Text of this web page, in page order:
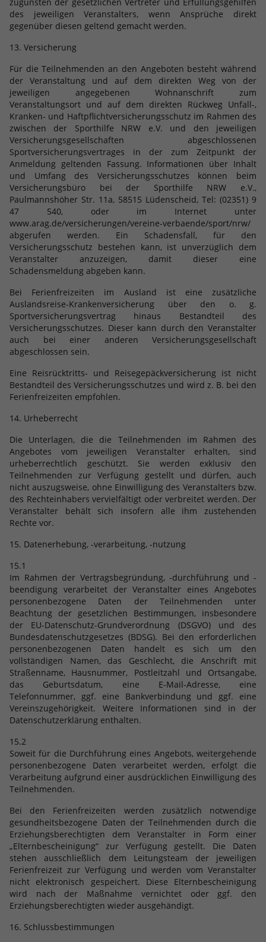
des jeweiligen Veranstalters, wenn Ansprüche direkt
gegenüber diesen geltend gemacht werden.
13. Versicherung
Für die Teilnehmenden an den Angeboten besteht während
der Veranstaltung und auf dem direkten Weg von der
jeweiligen angegebenen Wohnanschrift zum
Veranstaltungsort und auf dem direkten Rückweg Unfall-,
Kranken- und Haftpflichtversicherungsschutz im Rahmen des
zwischen der Sporthilfe NRW e.V. und den jeweiligen
Versicherungsgesellschaften abgeschlossenen
Sportversicherungsvertrages in der zum Zeitpunkt der
Anmeldung geltenden Fassung. Informationen über Inhalt
und Umfang des Versicherungsschutzes können beim
Versicherungsbüro bei der Sporthilfe NRW e.V.,
Paulmannshöher Str. 11a, 58515 Lüdenscheid, Tel: (02351) 9
47 540, oder im Internet unter
www.arag.de/versicherungen/vereine-verbaende/sport/nrw/
abgerufen werden. Ein Schadensfall, für den
Versicherungsschutz bestehen kann, ist unverzüglich dem
Veranstalter anzuzeigen, damit dieser eine
Schadensmeldung abgeben kann.
Bei Ferienfreizeiten im Ausland ist eine zusätzliche
Auslandsreise-Krankenversicherung über den o. g.
Sportversicherungsvertrag hinaus Bestandteil des
Versicherungsschutzes. Dieser kann durch den Veranstalter
auch bei einer anderen Versicherungsgesellschaft
abgeschlossen sein.
Eine Reisrücktritts- und Reisegepäckversicherung ist nicht
Bestandteil des Versicherungsschutzes und wird z. B. bei den
Ferienfreizeiten empfohlen.
14. Urheberrecht
Die Unterlagen, die die Teilnehmenden im Rahmen des
Angebotes vom jeweiligen Veranstalter erhalten, sind
urheberrechtlich geschützt. Sie werden exklusiv den
Teilnehmenden zur Verfügung gestellt und dürfen, auch
nicht auszugsweise, ohne Einwilligung des Veranstalters bzw.
des Rechteinhabers vervielfältigt oder verbreitet werden. Der
Veranstalter behält sich insofern alle ihm zustehenden
Rechte vor.
15. Datenerhebung, -verarbeitung, -nutzung
15.1
Im Rahmen der Vertragsbegründung, -durchführung und -
beendigung verarbeitet der Veranstalter eines Angebotes
personenbezogene Daten der Teilnehmenden unter
Beachtung der gesetzlichen Bestimmungen, insbesondere
der EU-Datenschutz-Grundverordnung (DSGVO) und des
Bundesdatenschutzgesetzes (BDSG). Bei den erforderlichen
personenbezogenen Daten handelt es sich um den
vollständigen Namen, das Geschlecht, die Anschrift mit
Straßenname, Hausnummer, Postleitzahl und Ortsangabe,
das Geburtsdatum, eine E-Mail-Adresse, eine
Telefonnummer, ggf. eine Bankverbindung und ggf. eine
Vereinszugehörigkeit. Weitere Informationen sind in der
Datenschutzerklärung enthalten.
15.2
Soweit für die Durchführung eines Angebots, weitergehende
personenbezogene Daten verarbeitet werden, erfolgt die
Verarbeitung aufgrund einer ausdrücklichen Einwilligung des
Teilnehmenden.
Bei den Ferienfreizeiten werden zusätzlich notwendige
gesundheitsbezogene Daten der Teilnehmenden durch die
Erziehungsberechtigten dem Veranstalter in Form einer
„Elternbescheinigung“ zur Verfügung gestellt. Die Daten
stehen ausschließlich dem Leitungsteam der jeweiligen
Ferienfreizeit zur Verfügung und werden vom Veranstalter
nicht elektronisch gespeichert. Diese Elternbescheinigung
wird nach der Maßnahme vernichtet oder ggf. den
Erziehungsberechtigten wieder ausgehändigt.
16. Schlussbestimmungen